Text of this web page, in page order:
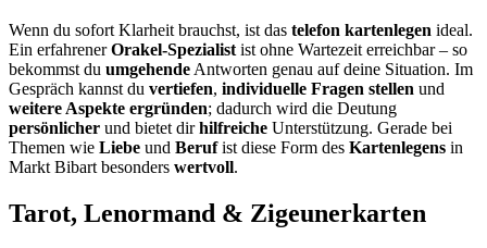
Wenn du sofort Klarheit brauchst, ist das telefon kartenlegen ideal.
Ein erfahrenerOrakel-Spezialist ist ohne Wartezeit erreichbar – so
bekommst du umgehende Antworten genau auf deine Situation. Im
Gespräch kannst du vertiefen, individuelle Fragen stellen und
weitere Aspekte ergründen; dadurch wird die Deutung
persönlicher und bietet dirhilfreiche Unterstützung. Gerade bei
Themen wie Liebe und Berufist diese Form des Kartenlegens in
Markt Bibart besonders wertvoll.
Tarot, Lenormand & Zigeunerkarten